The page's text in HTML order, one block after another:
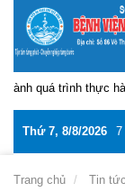
quá trình thực
Thứ 7, 8/8/2026 7
Trang chủ Tin tức